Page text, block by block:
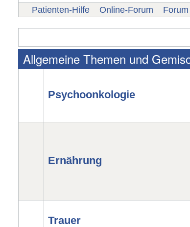
Patienten-Hilfe Online-Forum
Allgemeine Themen und
Psychoonkologie
Ernährung
Trauer